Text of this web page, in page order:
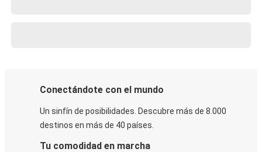
Conectándote con el mundo
Un sinfín de posibilidades. Descubre más de 8.000
destinos en más de 40 países.
Tu comodidad en marcha